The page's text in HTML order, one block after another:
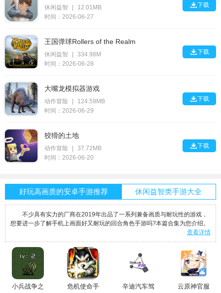
休闲益智
12.01MB
时间：2026-06-27
下载
王国弹球Rollers of the Realm
休闲益智
334.98M
时间：2026-06-28
下载
大嘴龙模拟器游戏
动作冒险
124.59MB
时间：2026-06-29
下载
狡猾的土地
动作冒险
37.72MB
时间：2026-06-20
下载
好玩高画质的安卓手游推荐 休闲益智类手游大全
不少具有实力的厂商在2019年出品了一系列兼备画质与耐玩性的游戏，
想要进一步了解手机上画面好又耐玩的回合角色手游吗?本篇合集为您介绍。
查看详情
小兵战争之
危机使命手
辛迪汽车驾
云原神官服